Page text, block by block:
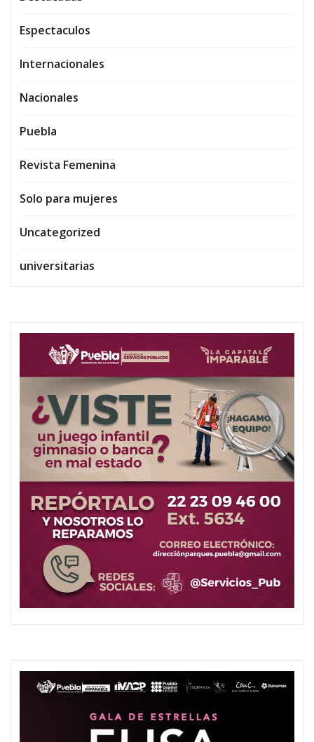
Espectaculos
Internacionales
Nacionales
Puebla
Revista Femenina
Solo para mujeres
Uncategorized
universitarias